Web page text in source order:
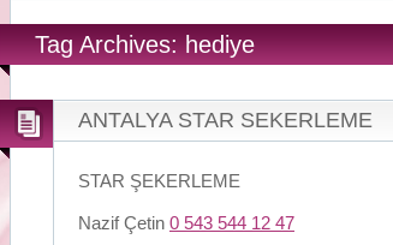
Tag Archives: hediye
ANTALYA STAR SEKERLEME
STAR ŞEKERLEME
Nazif Çetin 0 543 544 12 47